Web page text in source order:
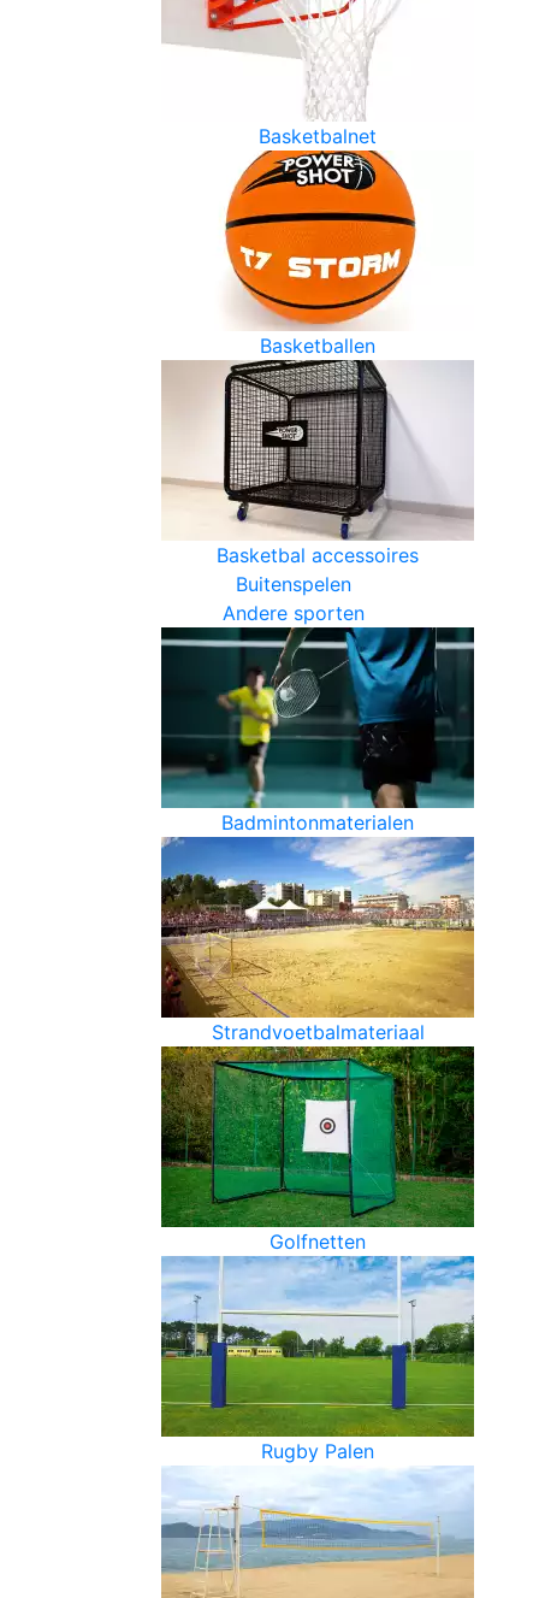
Basketbalnet
Basketballen
Basketbal accessoires
Buitenspelen
Andere sporten
Badmintonmaterialen
Strandvoetbalmateriaal
Golfnetten
Rugby Palen